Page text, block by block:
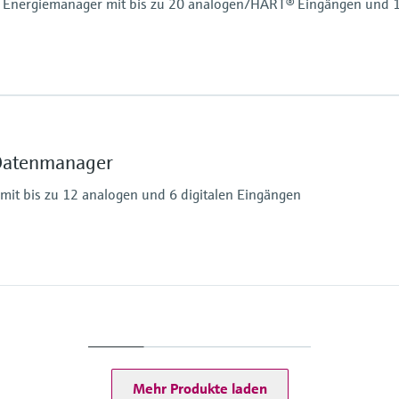
mit bis zu 20 analogen/HART® Eingängen und
Berechnungen
Masse/Wärmemenge
bis zu 12 analogen und 6 digitalen Eingängen
24V (-10%, +15%)
Mehr Produkte laden